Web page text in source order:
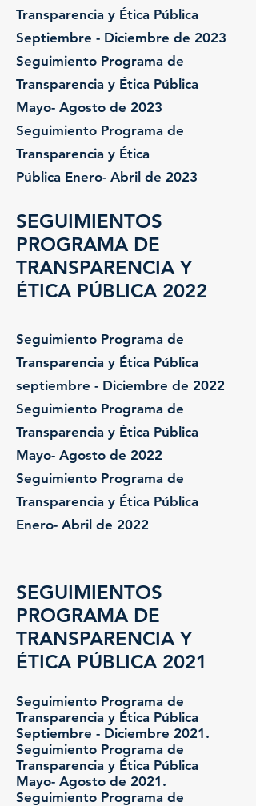
Transparencia y Ética Pública
Septiembre - Diciembre de 2023
Seguimiento Programa de
Transparencia y Ética Pública
Mayo- Agosto de 2023
Seguimiento Programa de
Transparencia y Ética
Pública Enero- Abril de 2023
SEGUIMIENTOS
PROGRAMA DE
TRANSPARENCIA Y
ÉTICA PÚBLICA 2022
Seguimiento Programa de
Transparencia y Ética Pública
septiem bre - Diciembre de 2022
Seguimiento Programa de
Transparencia y Ética Pública
Mayo- Agosto de 2022
Seguimiento Programa de
Transparencia y Ética Pública
Enero- Abril de 2022
SEGUIMIENTOS
PROGRAMA DE
TRANSPARENCIA Y
ÉTICA PÚBLICA 2021
Seguimiento Programa de
Transparencia y Ética Pública
Septiembre - Diciembre 2021.
Seguimiento Programa de
Transparencia y Ética Pública
Mayo- Agosto de 2021.
Seguimiento Programa de